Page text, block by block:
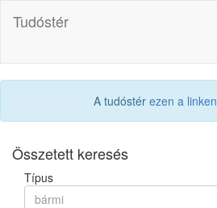
Tudóstér
A tudóstér ezen a linken
Összetett keresés
Típus
bármi